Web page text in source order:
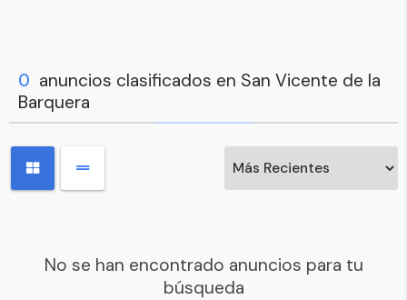
0 anuncios clasificados en San Vicente de la
Barquera
No se han encontrado anuncios para tu
búsqueda